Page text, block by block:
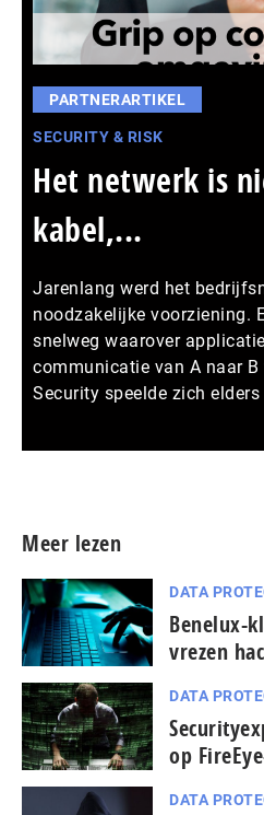
PARTNERARTIKEL
SECURITY & RISK
Het netwerk is
kabel,...
Jarenlang werd het
noodzakelijke voorziening.
snelweg waarover
communicatie van A naar B
Security speelde zich
Meer lezen
DATA
Benelux-
vrezen
DATA
op
DATA